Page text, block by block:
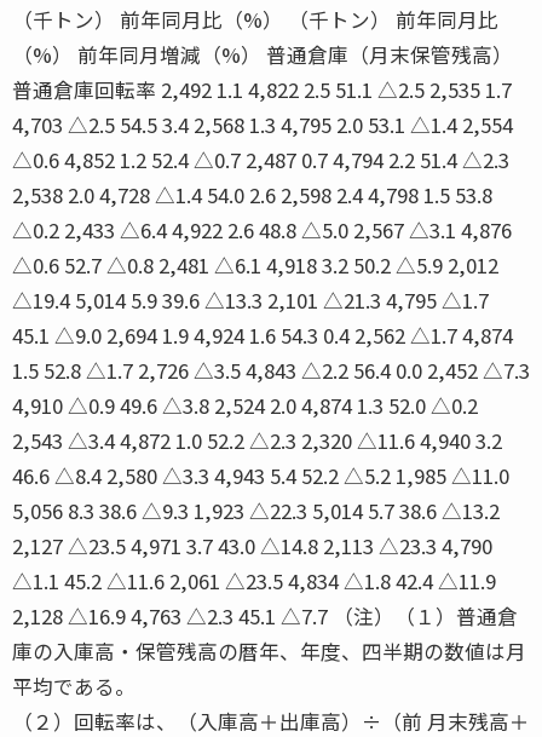
（千トン） 前年同月比（%） （千トン） 前年同月比
（%） 前年同月増減（%） 普通倉庫（月末保管残高）
普通倉庫回転率 2,492 1.1 4,822 2.5 51.1 △2.5 2,535 1.7
4,703 △2.5 54.5 3.4 2,568 1.3 4,795 2.0 53.1 △1.4 2,554
△0.6 4,852 1.2 52.4 △0.7 2,487 0.7 4,794 2.2 51.4 △2.3
2,538 2.0 4,728 △1.4 54.0 2.6 2,598 2.4 4,798 1.5 53.8
△0.2 2,433 △6.4 4,922 2.6 48.8 △5.0 2,567 △3.1 4,876
△0.6 52.7 △0.8 2,481 △6.1 4,918 3.2 50.2 △5.9 2,012
△19.4 5,014 5.9 39.6 △13.3 2,101 △21.3 4,795 △1.7
45.1 △9.0 2,694 1.9 4,924 1.6 54.3 0.4 2,562 △1.7 4,874
1.5 52.8 △1.7 2,726 △3.5 4,843 △2.2 56.4 0.0 2,452 △7.3
4,910 △0.9 49.6 △3.8 2,524 2.0 4,874 1.3 52.0 △0.2
2,543 △3.4 4,872 1.0 52.2 △2.3 2,320 △11.6 4,940 3.2
46.6 △8.4 2,580 △3.3 4,943 5.4 52.2 △5.2 1,985 △11.0
5,056 8.3 38.6 △9.3 1,923 △22.3 5,014 5.7 38.6 △13.2
2,127 △23.5 4,971 3.7 43.0 △14.8 2,113 △23.3 4,790
△1.1 45.2 △11.6 2,061 △23.5 4,834 △1.8 42.4 △11.9
2,128 △16.9 4,763 △2.3 45.1 △7.7 （注）（１）普通倉
庫の入庫高・保管残高の暦年、年度、四半期の数値は月
平均である。
（２）回転率は、（入庫高＋出庫高）÷（前 月末残高＋